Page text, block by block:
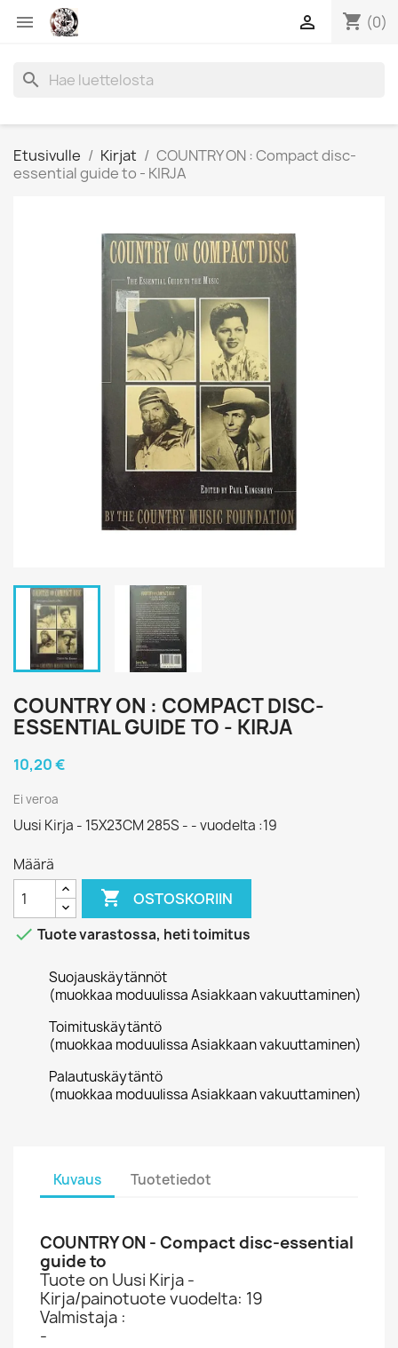
 shopping_cart (0)

search
Etusivulle Kirjat
COUNTRY ON : Compact disc-
essential guide to - KIRJA
COUNTRY ON : COMPACT DISC-
ESSENTIAL GUIDE TO - KIRJA
10,20 €
Ei veroa
Uusi Kirja - 15X23CM 285S - - vuodelta :19
Määrä
 OSTOSKORIIN
 Tuote varastossa, heti toimitus
Suojauskäytännöt
(muokkaa moduulissa Asiakkaan vakuuttaminen)
Toimituskäytäntö
(muokkaa moduulissa Asiakkaan vakuuttaminen)
Palautuskäytäntö
(muokkaa moduulissa Asiakkaan vakuuttaminen)
Kuvaus Tuotetiedot
COUNTRY ON - Compact disc-essential
guide to
Tuote on Uusi Kirja -
Kirja/painotuote vuodelta: 19
Valmistaja :
-